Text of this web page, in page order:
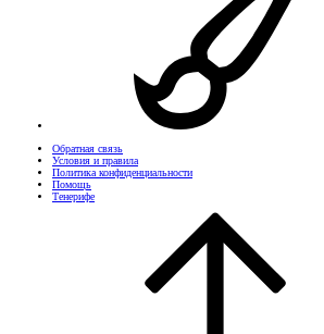
Обратная связь
Условия и правила
Политика конфиденциальности
Помощь
Тенерифе